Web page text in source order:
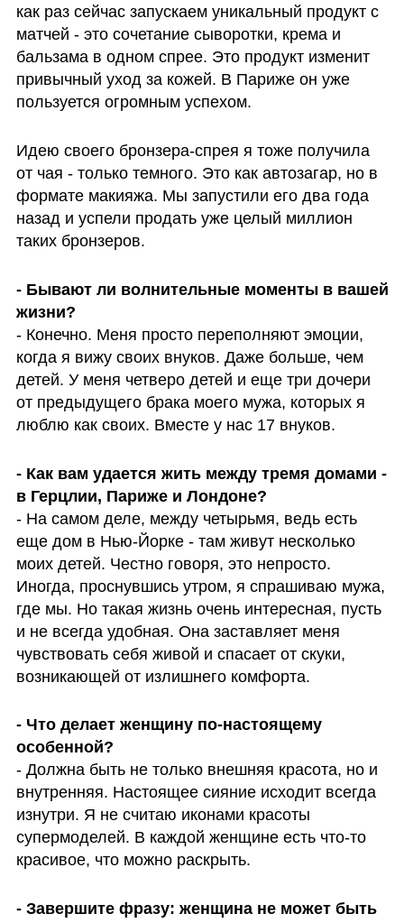
как раз сейчас запускаем уникальный продукт с
матчей - это сочетание сыворотки, крема и
бальзама в одном спреe. Это продукт изменит
привычный уход за кожей. В Париже он уже
пользуется огромным успехом.
Идею своего бронзера-спрея я тоже получила
от чая - только темного. Это как автозагар, но в
формате макияжа. Мы запустили его два года
назад и успели продать уже целый миллион
таких бронзеров.
- Бывают ли волнительные моменты в вашей
- Конечно. Меня просто переполняют эмоции,
когда я вижу своих внуков. Даже больше, чем
детей. У меня четверо детей и еще три дочери
от предыдущего брака моего мужа, которых я
люблю как своих. Вместе у нас 17 внуков.
- Как вам удается жить между тремя домами -
- На самом деле, между четырьмя, ведь есть
еще дом в Нью-Йорке - там живут несколько
моих детей. Честно говоря, это непросто.
Иногда, проснувшись утром, я спрашиваю мужа,
где мы. Но такая жизнь очень интересная, пусть
и не всегда удобная. Она заставляет меня
чувствовать себя живой и спасает от скуки,
возникающей от излишнего комфорта.
- Что делает женщину по-настоящему
- Должна быть не только внешняя красота, но и
внутренняя. Настоящее сияние исходит всегда
изнутри. Я не считаю иконами красоты
супермоделей. В каждой женщине есть что-то
красивое, что можно раскрыть.
- Завершите фразу: женщина не может быть